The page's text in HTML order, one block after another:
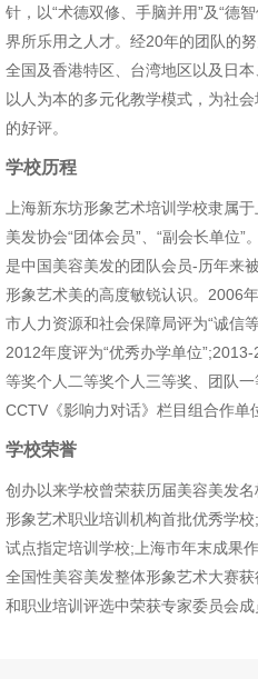
针，以“术德双修、手脑并用”及“德
界所乐用之人才。经20年的团队的
全国及香港特区、台湾地区以及日
以人为本的多元化教学模式，为社
的好评。
学校历程
上海新东坊形象艺术培训学校隶属
美发协会“团体会员”、“副会长单位
是中国美容美发的团队会员-历年来
形象艺术美的高度敏锐认识。2006
市人力资源和社会保障局评为“诚信
2012年度评为“优秀办学单位
等奖个人二等奖个人三等奖、团队
CCTV《影响力对话》栏目组合作
学校荣誉
创办以来学校曾荣获历届美容美发
形象艺术职业培训机构首批优秀学
试点指定培训学校;上海市年末成果
全国性美容美发整体形象艺术大赛
和职业培训评选中荣获专家委员会